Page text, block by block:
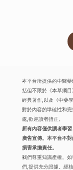
本平台所提供的中醫
括但不限於《本草綱
經典著作,以及《中藥
對於內容的準確性和
處,歡迎讀者指正。
所有內容僅供讀者學
廣告宣傳。本平台不
損害承擔責任。
我們尊重知識產權。
們,提供充分證據。經